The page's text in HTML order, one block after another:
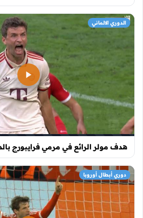
هدف مولر الرائع في مرمي فرايبورج
الدوري الالماني
دوري أبطال أوروبا